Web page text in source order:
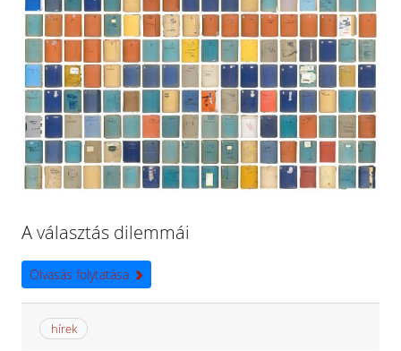
A választás dilemmái
Olvasás folytatása
hírek